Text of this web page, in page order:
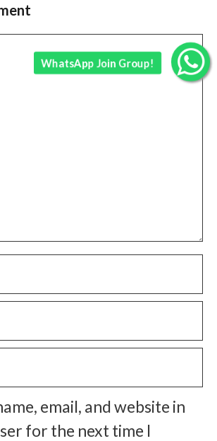
email, and website in
for the next time I
WhatsApp Join Group!